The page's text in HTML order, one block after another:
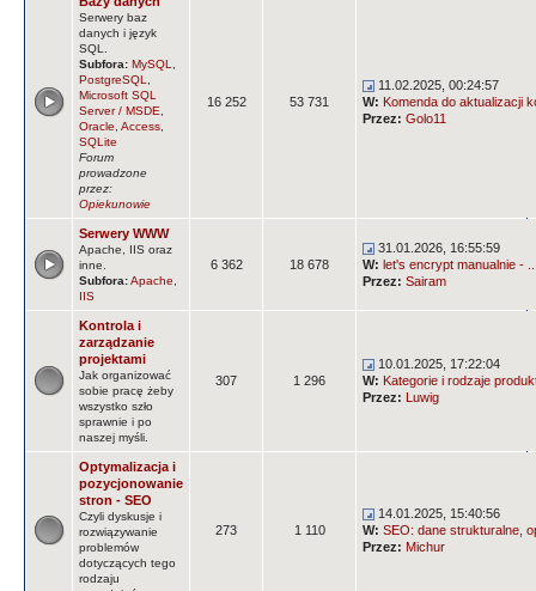
Serwery baz
danych i język
SQL.
Subfora: MySQL
PostgreSQL
Microsoft SQL
Server / MSDE
Oracle Access
SQLite
Forum
prowadzone
przez:
Opiekunowie
16 252 53 731
11.02.2025, 00:24:57
W: Komenda do aktualizacji
Przez: Golo11
Serwery WWW
Apache, IIS oraz
inne.
Subfora:Apache
IIS
6 362 18 678
31.01.2026, 16:55:59
W: let's encrypt manualnie -
Przez: Sairam
Kontrola i
zarządzanie
projektami
Jak organizować
sobie pracę żeby
wszystko szło
sprawnie i po
naszej myśli.
307 1 296
10.01.2025, 17:22:04
W: Kategorie i rodzaje
Przez: Luwig
Optymalizacja i
pozycjonowanie
stron - SEO
Czyli dyskusje i
rozwiązywanie
problemów
dotyczących tego
rodzaju
273 1 110
14.01.2025, 15:40:56
W: SEO: dane strukturalne,
Przez: Michur